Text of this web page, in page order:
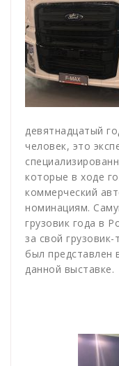
девятнадцатый
человек, это
которые в ходе
коммерческий
номинациям.
грузовик года в
за свой
был представлен
данной выставке.